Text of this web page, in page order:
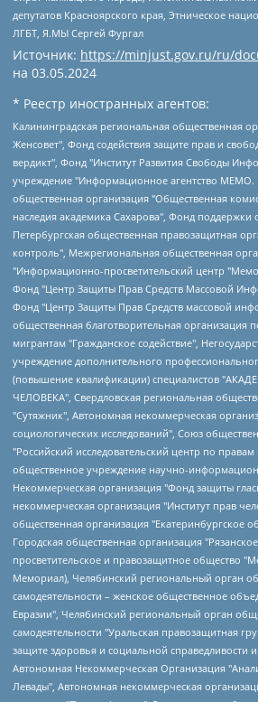
депутатов Красноярского края, Этническое
ЛГБТ, Я.МЫ Сергей Фургал
Источник: https://minjust.gov.ru/ru/
на 03.05.2024
* Реестр иностранных агентов:
Калининградская региональная общественная организация "Экозащита!-Женсовет", Фонд содействия защите прав и свобод граждан "Общественный вердикт", Фонд "Институт Развития Свободы Информации", Частное учреждение "Информационное агентство МЕМО. РУ", Региональная общественная организация "Общественная комиссия по сохранению наследия академика Сахарова", Фонд поддержки свободы прессы, Санкт-Петербургская общественная правозащитная организация "Гражданский контроль", Межрегиональная общественная организация "Информационно-просветительский центр "Мемориал", Региональный Фонд "Центр Защиты Прав Средств Массовой Информации", с 05.12.2023 Фонд "Центр Защиты Прав Средств массовой информации", Региональная общественная благотворительная организация помощи беженцам и мигрантам "Гражданское содействие", Негосударственное образовательное учреждение дополнительного профессионального образования (повышение квалификации) специалистов "АКАДЕМИЯ ПО ПРАВАМ ЧЕЛОВЕКА", Свердловская региональная общественная организация "Сутяжник", Автономная некоммерческая организация "Центр независимых социологических исследований", Союз общественных объединений "Российский исследовательский центр по правам человека", Региональное общественное учреждение научно-информационный центр "МЕМОРИАЛ", Некоммерческая организация "Фонд защиты гласности", Автономная некоммерческая организация "Институт прав человека", Городская общественная организация "Екатеринбургское общество "МЕМОРИАЛ", Городская общественная организация "Рязанское историко-просветительское и правозащитное общество "Мемориал" (Рязанский Мемориал), Челябинский региональный орган общественной самодеятельности – женское общественное объединение "Женщины Евразии", Челябинский региональный орган общественной самодеятельности "Уральская правозащитная группа", Фонд содействия защите здоровья и социальной справедливости имени Андрея Рылькова, Автономная Некоммерческая Организация "Аналитический Центр Юрия Левады", Автономная некоммерческая организация социальной поддержки населения "Проект Апрель", Региональная общественная организация помощи женщинам и детям, находящимся в кризисной ситуации "Информационно-методический центр "Анна", Фонд содействия развитию массовых коммуникаций и правовому просвещению "Так-так-Так", Фонд содействия устойчивому развитию "Серебряная тайга", Свердловский региональный общественный фонд социальных проектов "Новое время", "Idel.Реалии", Кавказ.Реалии, Крым.Реалии, Телеканал Настоящее Время, Татаро-башкирская служба Радио Свобода (Azatliq Radiosi), Радио Свободная Европа/Радио Свобода (PCE/PC), "Сибирь.Реалии", "Фактограф", Благотворительный фонд помощи осужденным и их семьям, Автономная некоммерческая организация "Институт глобализации и социальных движений", Фонд "В защиту прав заключенных", Частное учреждение "Центр поддержки и содействия развитию средств массовой информации", Пензенский региональный общественный благотворительный фонд "Гражданский союз", "Север.Реалии", Некоммерческая организация Фонд "Правовая инициатива", Общество с ограниченной ответственностью "Радио Свободная Европа/Радио Свобода", Чешское информационное агентство "MEDIUM-ORIENT", Красноярская региональная общественная организация "Мы против СПИДа", Камалягин Денис Николаевич, Маркелов Сергей Евгеньевич, Пономарев Лев Александрович, Савицкая Людмила Алексеевна, Автономная некоммерческая организация "Центр по работе с проблемой насилия "НАСИЛИЮ.НЕТ", Межрегиональный профессиональный союз работников здравоохранения "Альянс врачей", Юридическое лицо, зарегистрированное в Латвийской Республике, SIA "Medusa Project" (регистрационный номер 40103797863, дата регистрации 10.06.2014), Некоммерческая организация "Фонд по борьбе с коррупцией", Автономная некоммерческая организация "Институт права и публичной политики", Баданин Роман Сергеевич, Гликин Максим Александрович, Железнова Мария Михайловна, Лукьянова Юлия Сергеевна, Маетная Елизавета Витальевна, Маняхин Петр Борисович, Чуракова Ольга Владимировна, Ярош Юлия Петровна, Юридическое лицо "The Insider SIA", зарегистрированное в Риге, Латвийская Республика (дата регистрации 26.06.2015), являющееся администратором доменного имени интернет-издания "The Insider SIA", https://theins.ru, Постернак Алексей Евгеньевич, Рубин Михаил Аркадьевич, Анин Роман Александрович, Юридическое лицо Istories fonds, зарегистрированное в Латвийской Республике (регистрационный номер 50008295751, дата регистрации 24.02.2020), Великовский Дмитрий Александрович, Долинина Ирина Николаевна, Мароховская Алеся Алексеевна, Шлейнов Роман Юрьевич, Шмагун Олеся Валентиновна, Общество с ограниченной ответственностью "Альтаир 2021", Общество с ограниченной ответственностью "Вега 2021", Общество с ограниченной ответственностью "Главный редактор 2021", Общество с ограниченной ответственностью "Ромашки монолит", Важенков Артем Валерьевич, Ивановская областная общественная организация "Центр гендерных исследований", Гурман Юрий Альбертович, Медиапроект "ОВД-Инфо", Егоров Владимир Владимирович, Жилинский Владимир Александрович, Общество с ограниченной ответственностью "ЗП", Иванова София Юрьевна, Карезина Инна Павловна, Кильтау Екатерина Викторовна, Петров Алексей Викторович, Пискунов Сергей Евгеньевич, Смирнов Сергей Сергеевич, Тихонов Михаил Сергеевич, Общество с ограниченной ответственностью "ЖУРНАЛИСТ-ИНОСТРАННЫЙ АГЕНТ", Арапова Галина Юрьевна, Вольтская Татьяна Анатольевна, Американская компания "Mason G.E.S. Anonymous Foundation" (США), являющаяся владельцем интернет-издания https://mnews.world/, Компания "Stichting Bellingcat", зарегистрированная в Нидерландах (дата регистрации 11.07.2018), Захаров Андрей Вячеславович, Клепиковская Екатерина Дмитриевна, Общество с ограниченной ответственностью "МЕМО", Перл Роман Александрович, Симонов Евгений Алексеевич, Соловьева Елена Анатольевна, Сотников Даниил Владимирович, Сурначева Елизавета Дмитриевна, Автономная некоммерческая организация по защите прав человека и информированию населения "Якутия – Наше Мнение", Общество с ограниченной ответственностью "Москоу диджитал медиа", с 26.01.2023 Общество с ограниченной ответственностью "Чайка Белые сады", Ветошкина Валерия Валерьевна, Заговора Максим Александрович, Межрегиональное общественное движение "Российская ЛГБТ - сеть", Оленичев Максим Владимирович, Павлов Иван Юрьевич, Скворцова Елена Сергеевна, Общество с ограниченной ответственностью "Как бы инагент", Кочетков Игорь Викторович, Общество с ограниченной ответственностью "Честные выборы", Еланчик Олег Александрович, Общество с ограниченной ответственностью "Нобелевский призыв", Гималова Регина Эмилевна, Григорьев Андрей Валерьевич, Григорьева Алина Александровна,